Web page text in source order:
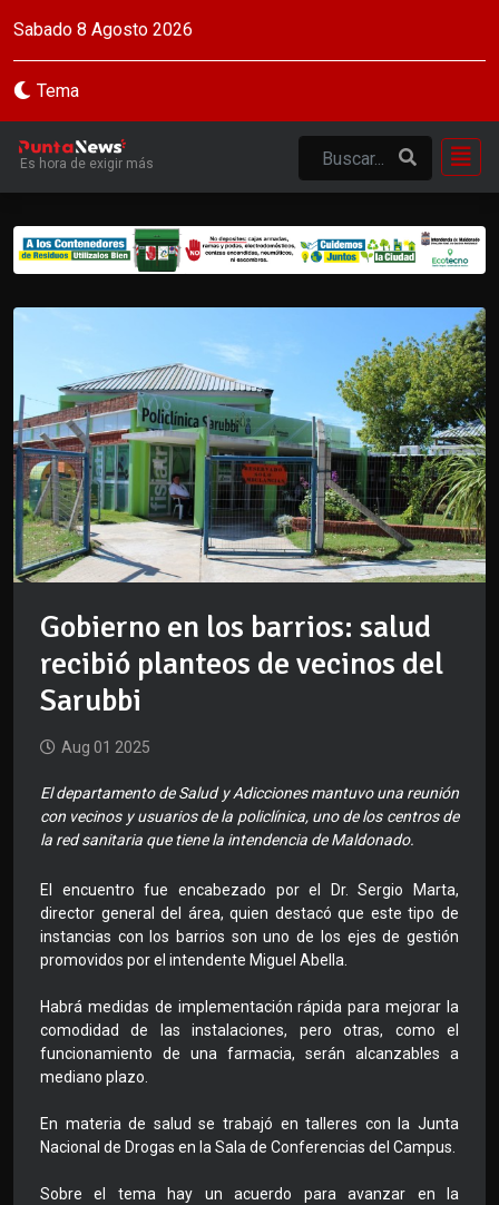
Sabado 8 Agosto 2026
Tema
Es hora de exigir más
Gobierno en los barrios: salud
recibió planteos de vecinos del
Sarubbi
Aug 01 2025
El departamento de Salud y Adicciones mantuvo una reunión
con vecinos y usuarios de la policlínica, uno de los centros de
la red sanitaria que tiene la intendencia de Maldonado.
El encuentro fue encabezado por el Dr. Sergio Marta,
director general del área, quien destacó que este tipo de
instancias con los barrios son uno de los ejes de gestión
promovidos por el intendente Miguel Abella.
Habrá medidas de implementación rápida para mejorar la
comodidad de las instalaciones, pero otras, como el
funcionamiento de una farmacia, serán alcanzables a
mediano plazo.
En materia de salud se trabajó en talleres con la Junta
Nacional de Drogas en la Sala de Conferencias del Campus.
Sobre el tema hay un acuerdo para avanzar en la